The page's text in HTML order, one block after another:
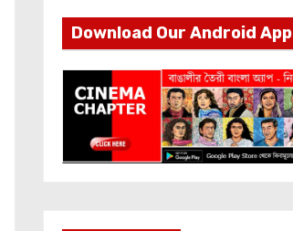
Download Our Android App